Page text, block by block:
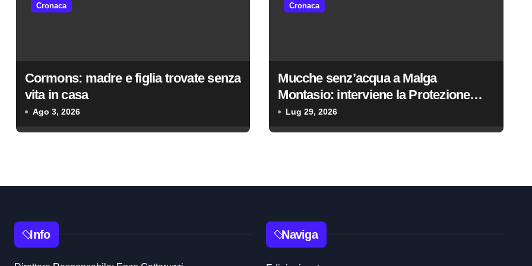
Cronaca
Cormons: madre e figlia trovate senza
vita in casa
Ago 3, 2026
Cronaca
Mucche senz’acqua a Malga
Montasio: interviene la Protezione
civile, trasportati 10 mila litri
Lug 29, 2026
Info Naviga